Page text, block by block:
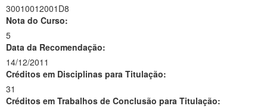
30010012001D8
Nota do Curso:
5
Data da Recomendação:
14/12/2011
Créditos em Disciplinas para Titulação:
31
Créditos em Trabalhos de Conclusão para Titulação: